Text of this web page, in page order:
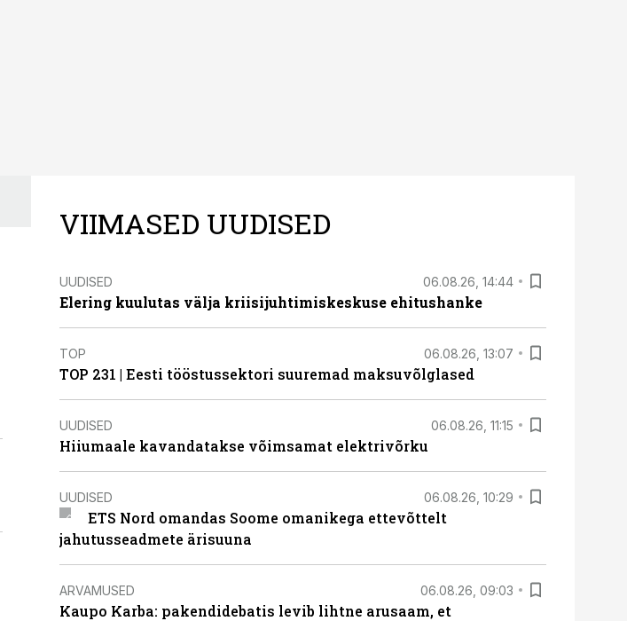
VIIMASED UUDISED
UUDISED 06.08.26, 14:44
Elering kuulutas välja kriisijuhtimiskeskuse ehitushanke
TOP 06.08.26, 13:07
TOP 231 | Eesti tööstussektori suuremad maksuvõlglased
UUDISED 06.08.26, 11:15
Hiiumaale kavandatakse võimsamat elektrivõrku
UUDISED 06.08.26, 10:29
ETS Nord omandas Soome omanikega ettevõttelt
jahutusseadmete ärisuuna
ARVAMUSED 06.08.26, 09:03
Kaupo Karba: pakendidebatis levib lihtne arusaam, et